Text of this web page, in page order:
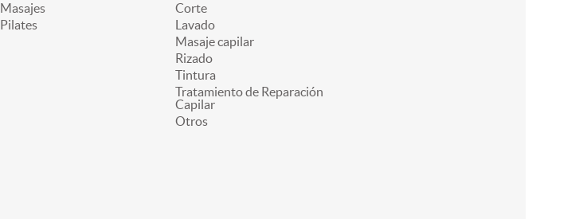
Masajes
Pilates
Corte
Lavado
Masaje capilar
Rizado
Tintura
Tratamiento de Reparación
Capilar
Otros